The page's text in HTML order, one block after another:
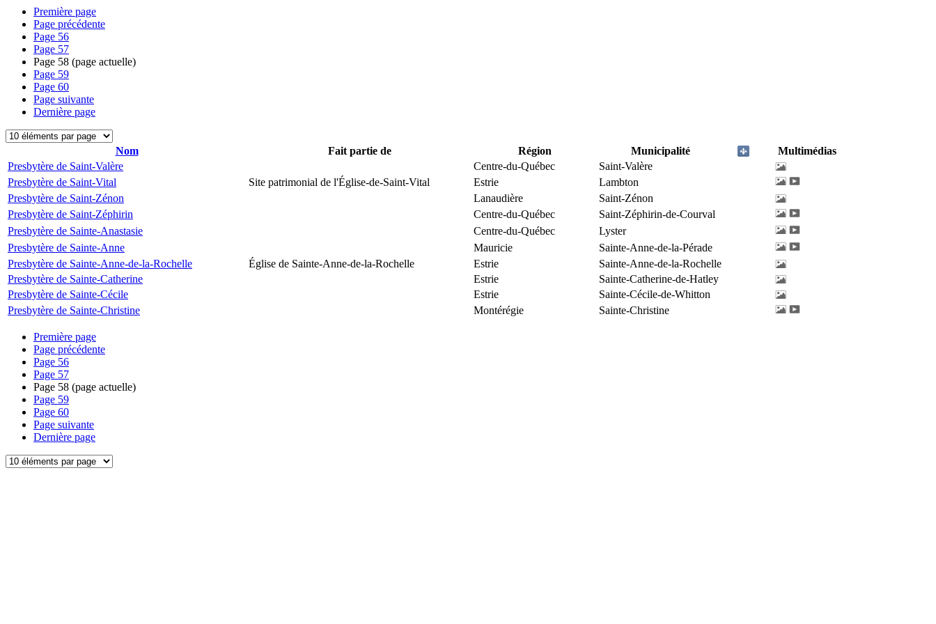
Première page
Page précédente
Page 56
Page 57
Page 58 (page actuelle)
Page 59
Page 60
Page suivante
Dernière page
Nom Fait partie de Région Municipalité
Multimédias
Presbytère de Saint-Valère
Centre-du-Québec
Saint-Valère
Presbytère de Saint-Vital
Site patrimonial de l'Église-de-Saint-Vital Estrie
Lambton
Presbytère de Saint-Zénon
Lanaudière
Saint-Zénon
Presbytère de Saint-Zéphirin
Centre-du-Québec
Saint-Zéphirin-de-Courval
Presbytère de Sainte-Anastasie
Centre-du-Québec
Lyster
Presbytère de Sainte-Anne
Mauricie
Sainte-Anne-de-la-Pérade
Presbytère de Sainte-Anne-de-la-Rochelle
Église de Sainte-Anne-de-la-Rochelle Estrie
Sainte-Anne-de-la-Rochelle
Presbytère de Sainte-Catherine
Estrie
Sainte-Catherine-de-Hatley
Presbytère de Sainte-Cécile
Estrie
Sainte-Cécile-de-Whitton
Presbytère de Sainte-Christine
Montérégie Sainte-Christine
Première page
Page précédente
Page 56
Page 57
Page 58 (page actuelle)
Page 59
Page 60
Page suivante
Dernière page